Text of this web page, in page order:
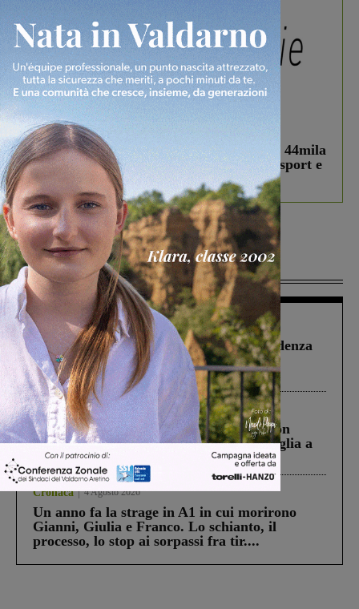
In vetrina 3 Agosto 2026
Estra Notizie agosto: Smart Cities, oltre 44mila
studenti coinvolti, torna il bando per lo sport e
debutta il podcast Estrair
Più lette
Figline Incisa Valdarno 1 Agosto 2026
Piscina di Figline finanziata oltre la scadenza
Pnrr, il gruppo di Fratelli d’Italia: “Un
ringraziamento al Governo”
Cronaca 3 Agosto 2026
Scomparso da una struttura di Castiglion
Fiorentino l’uomo che aveva ucciso la figlia a
Levane nel 2020
Cronaca 4 Agosto 2026
Un anno fa la strage in A1 in cui morirono
Gianni, Giulia e Franco. Lo schianto, il
processo, lo stop ai sorpassi fra tir....